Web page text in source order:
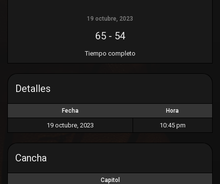
I
19 octubre, 2023
65- 54
Tiempo completo
Detalles
Fecha Hora
19 octubre, 2023 10:45 pm
Cancha
Capitol